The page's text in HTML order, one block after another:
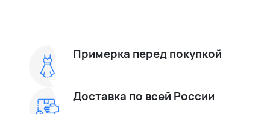
Примерка перед покупкой
Доставка по всей России